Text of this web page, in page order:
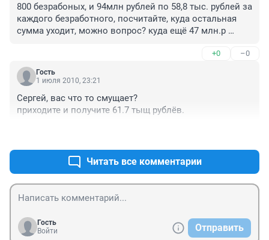
800 безрабоных, и 94млн рублей по 58,8 тыс. рублей за
каждого безработного, посчитайте, куда остальная
сумма уходит, можно вопрос? куда ещё 47 млн.р
+0 –0
Гость
1 июля 2010, 23:21
Сергей, вас что то смущает?
приходите и получите 61.7 тыщ рублёв.
Читать все комментарии
Гость
Войти
Отправить